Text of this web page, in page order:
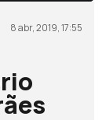
8 abr, 2019, 17:55